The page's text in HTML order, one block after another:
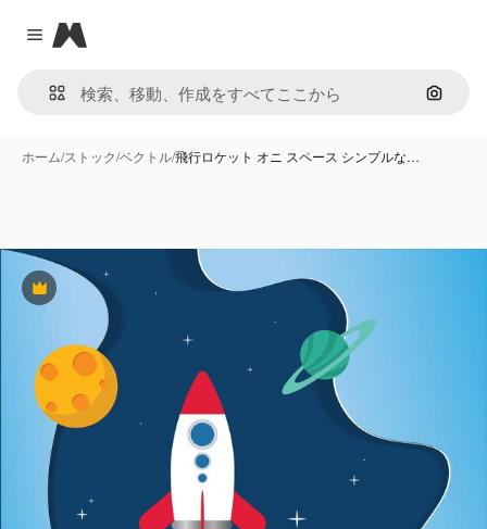
Close menu
Magnific
画像で
ホーム/ストック/ベクトル/飛行ロケット オニ スペース シンプルな…
Premium